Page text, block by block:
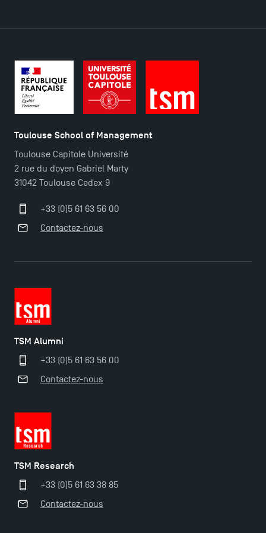
TSM-Research
Toulouse School of Management
Toulouse Capitole Université
2 rue du doyen Gabriel Marty
31042 Toulouse Cedex 9
+33 (0)5 61 63 56 00
Contactez-nous
TSM Alumni
+33 (0)5 61 63 56 00
Contactez-nous
TSM Research
+33 (0)5 61 63 38 85
Contactez-nous